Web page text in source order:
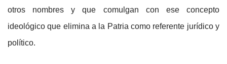
otros nombres y que comulgan con ese concepto
ideológico que elimina a la Patria como referente jurídico y
político.